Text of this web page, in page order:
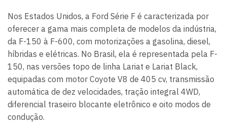
Nos Estados Unidos, a Ford Série F é caracterizada por
oferecer a gama mais completa de modelos da indústria,
da F-150 à F-600, com motorizações a gasolina, diesel,
híbridas e elétricas. No Brasil, ela é representada pela F-
150, nas versões topo de linha Lariat e Lariat Black,
equipadas com motor Coyote V8 de 405 cv, transmissão
automática de dez velocidades, tração integral 4WD,
diferencial traseiro blocante eletrônico e oito modos de
condução.